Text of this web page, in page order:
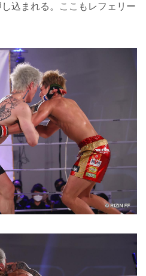
込まれる。ここもレフェリー